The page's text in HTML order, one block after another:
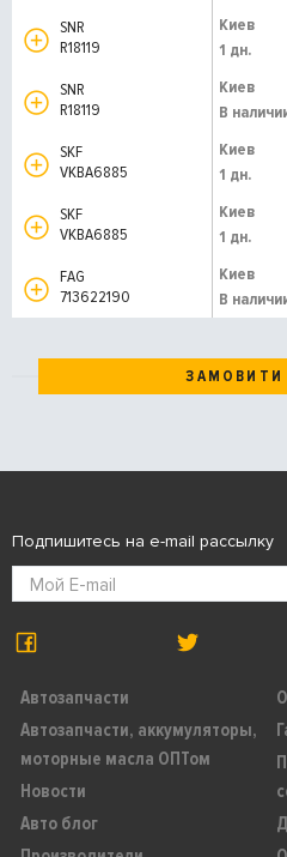
SNR
R18119
Киев
1 дн.
SNR
R18119
Киев
В
SKF
VKBA6885
Киев
1 дн.
SKF
VKBA6885
Киев
1 дн.
FAG
713622190
Киев
В
ЗАМОВИТИ
Автозапчасти
Автозапчасти, аккумуляторы,
моторные масла ОПТом
Новости
Авто блог
Подпишитесь на e-mail рассылку